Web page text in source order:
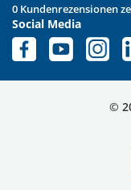
0 Kundenrezensionen
Social Media
©